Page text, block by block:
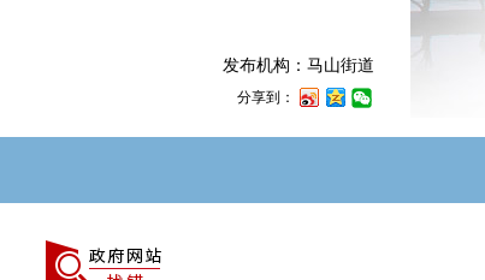
发布机构：马山街道
分享到：